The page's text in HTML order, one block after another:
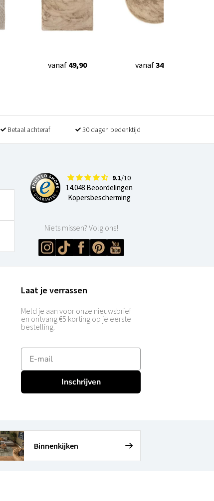
vanaf 49,90 vanaf34,90
Betaal achteraf 30 dagen bedenktijd
9.1/10
14.048 Beoordelingen
Kopersbescherming
Niets missen? Volg ons!
Laat je verrassen
Meld je aan voor onze nieuwsbrief
en ontvang €5 korting op je eerste
bestelling.
E-mailadres
Inschrijven
Binnenkijken